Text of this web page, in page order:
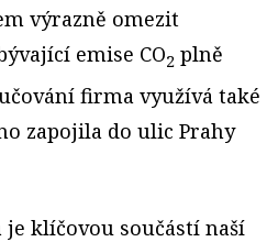
výrazně omezit
emise CO2 plně
firma využívá také
zapojila do ulic Prahy
klíčovou součástí naší